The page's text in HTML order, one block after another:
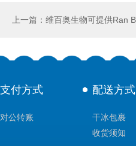
上一篇：维百奥生物可提供Ran
支付方式
对公转账
配送方式
干冰包裹
收货须知